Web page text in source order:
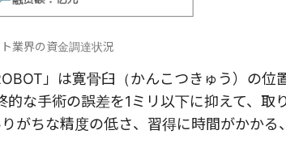
業界の資金調達状況
」は寛骨臼（かんこつきゅう）の位
な手術の誤差を1ミリ以下に抑えて、取
がちな精度の低さ、習得に時間がかかる